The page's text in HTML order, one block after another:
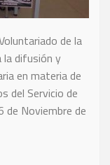
de la
la difusión y
en materia de
del Servicio de
de Noviembre de